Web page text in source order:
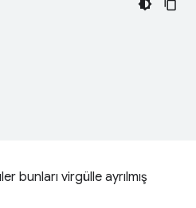
bunları virgülle ayrılmış